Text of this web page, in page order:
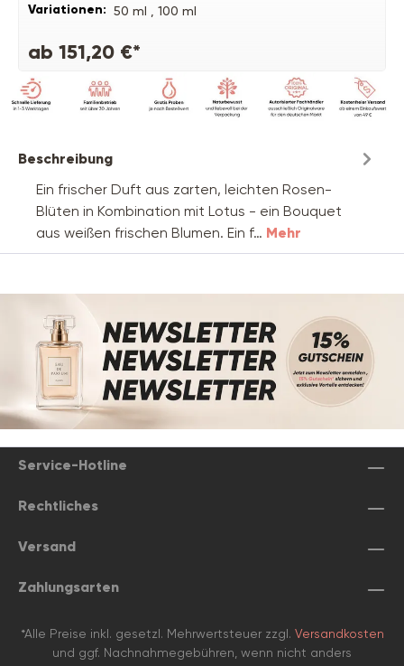
Variationen: 50 ml , 100 ml
ab 151,20 €*
Beschreibung
Ein frischer Duft aus zarten, leichten Rosen-
Blüten in Kombination mit Lotus - ein Bouquet
aus weißen frischen Blumen. Ein f… Mehr
Service-Hotline
Rechtliches
Versand
Zahlungsarten
*Alle Preise inkl. gesetzl. Mehrwertsteuer zzgl. Versandkosten
und ggf. Nachnahmegebühren, wenn nicht anders